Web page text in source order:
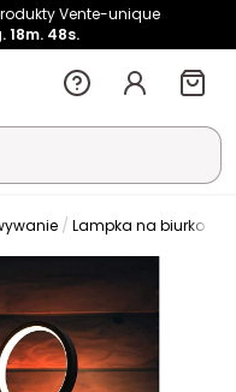
Vente-unique
18m. 48s.
Lampka na biurko